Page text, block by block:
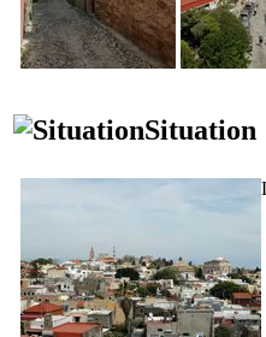
Situation